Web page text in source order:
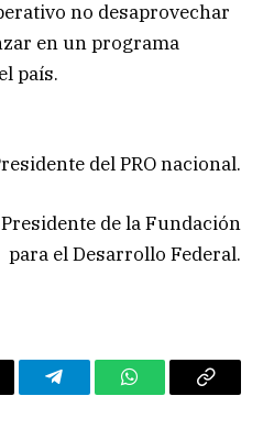
no desaprovechar
en un programa
país.
del PRO nacional.
de la Fundación
para el Desarrollo Federal.
TelegramWhatsAppCopy